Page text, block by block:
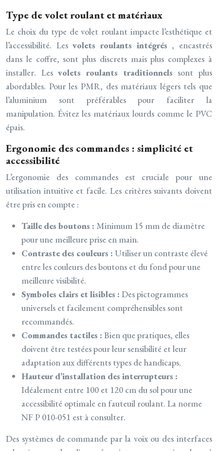
Type de volet roulant et matériaux
Le choix du type de volet roulant impacte l’esthétique et
l’accessibilité. Lesvolets roulants intégrés , encastrés
dans le coffre, sont plus discrets mais plus complexes à
installer. Lesvolets roulants traditionnelssont plus
abordables. Pour les PMR, des matériaux légers tels que
l’aluminium sont préférables pour faciliter la
manipulation. Évitez les matériaux lourds comme le PVC
épais.
Ergonomie des commandes : simplicité et
accessibilité
L’ergonomie des commandes est cruciale pour une
utilisation intuitive et facile. Les critères suivants doivent
être pris en compte :
Taille des boutons : Minimum 15 mm de diamètre
pour une meilleure prise en main.
Contraste des couleurs : Utiliser un contraste élevé
entre les couleurs des boutons et du fond pour une
meilleure visibilité.
Symboles clairs et lisibles : Des pictogrammes
universels et facilement compréhensibles sont
recommandés.
Commandes tactiles : Bien que pratiques, elles
doivent être testées pour leur sensibilité et leur
adaptation aux différents types de handicaps.
Hauteur d’installation des interrupteurs :
Idéalement entre 100 et 120 cm du sol pour une
accessibilité optimale en fauteuil roulant. La norme
NF P 010-051 est à consulter.
Des systèmes de commande par la voix ou des interfaces